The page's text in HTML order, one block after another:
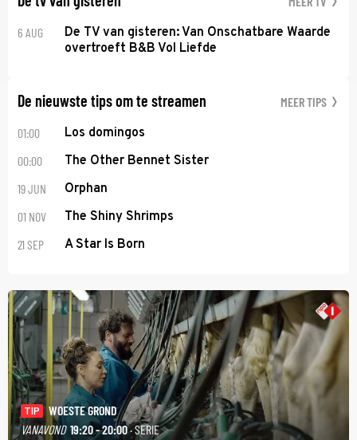
6 AUG
De TV van gisteren: Van Onschatbare Waarde
overtroeft B&B Vol Liefde
De nieuwste tips om te streamen MEER TIPS
01:00 Los domingos
00:00 The Other Bennet Sister
19 JUN Orphan
01 NOV The Shiny Shrimps
21 SEP A Star Is Born
TIP
WOESTE GROND
VANAVOND 19:20 - 20:00· SERIE